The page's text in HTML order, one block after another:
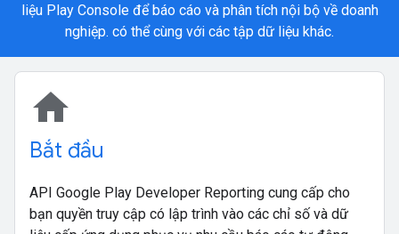
liệu Play Console để báo cáo và phân tích nội bộ về doanh
nghiệp. có thể cùng với các tập dữ liệu khác.
home
Bắt đầu
API Google Play Developer Reporting cung cấp cho
bạn quyền truy cập có lập trình vào các chỉ số và dữ